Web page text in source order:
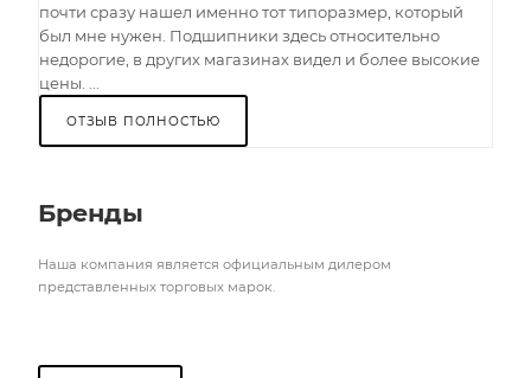
почти сразу нашел именно тот типоразмер, который
был мне нужен. Подшипники здесь относительно
недорогие, в других магазинах видел и более высокие
цены. ...
ОТЗЫВ ПОЛНОСТЬЮ
Бренды
Наша компания является официальным дилером
представленных торговых марок.